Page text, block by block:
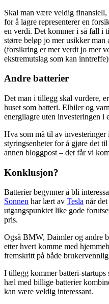
Skal man være veldig finansiell,
for å lagre representerer en
en verdi. Det kommer i så fall i
større beløp jo mer usikker
(forsikring er mer verdt jo mer
ekstremutslag som kan
Andre batterier
Det man i tillegg skal vurdere,
huset som batteri. Elbiler og
energilagre uten investeringen i
Hva som må til av investeringer
styringsenheter for å gjøre det
annen bloggpost – det får vi
Konklusjon?
Batterier begynner å bli
Sonnen har lært av Tesla når
utgangspunktet like gode
pris.
Også BMW, Daimler og andre
etter hvert komme med
fremskritt på både
I tillegg kommer batteri-startups
hæl med billige batterier
kan være veldig interessant.